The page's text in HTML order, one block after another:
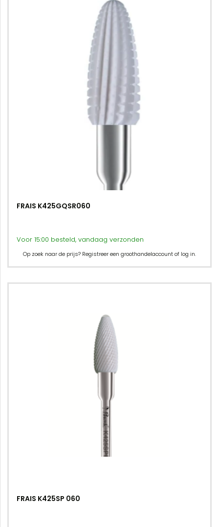
FRAIS K425GQSR060
Voor 15:00 besteld, vandaag verzonden
Op zoek naar de prijs? Registreer een groothandelaccount of log in.
FRAIS K425SP 060